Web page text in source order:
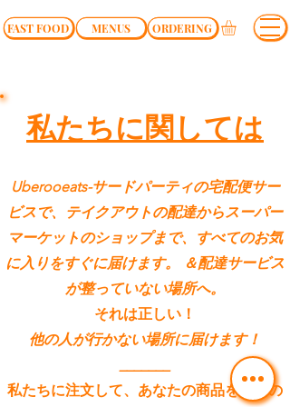
FAST FOOD MENUS ORDERING
私たちに関しては
Uberooeats-サードパーティの宅配便サー
ビスで、テイクアウトの配達からスーパー
マーケットのショップまで、すべてのお気
に入りをすぐに届けます。 ＆配達サービス
が整っていない場所へ。
それは正しい！
他の人が行かない場所に届けます！
私たちに注文して、あなたの商品を自宅の